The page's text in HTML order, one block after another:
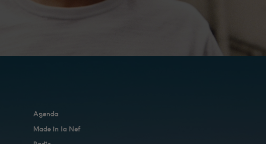
Agenda
Made in la Nef